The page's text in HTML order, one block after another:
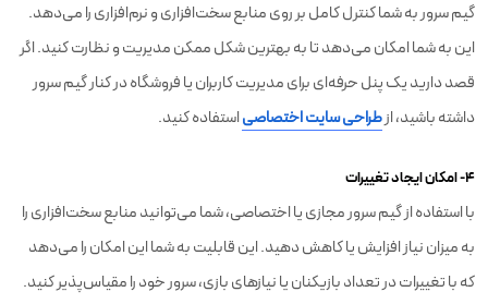
گیم سرور به شما کنترل کامل بر روی منابع سخت‌افزاری و نرم‌افزاری را می‌دهد.
این به شما امکان می‌دهد تا به بهترین شکل ممکن مدیریت و نظارت کنید. اگر
قصد دارید یک پنل حرفه‌ای برای مدیریت کاربران یا فروشگاه در کنار گیم سرور
داشته باشید، ازطراحی سایت اختصاصیاستفاده کنید.
۴- امکان ایجاد تغییرات
با استفاده از گیم سرور مجازی یا اختصاصی، شما می‌توانید منابع سخت‌افزاری را
به میزان نیاز افزایش یا کاهش دهید. این قابلیت به شما این امکان را می‌دهد
که با تغییرات در تعداد بازیکنان یا نیازهای بازی، سرور خود را مقیاس‌پذیر کنید.